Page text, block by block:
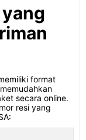
format
secara online.
resi yang